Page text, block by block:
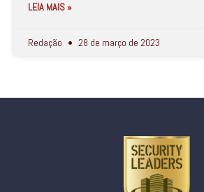
LEIA MAIS »
Redação 28 de março de 2023